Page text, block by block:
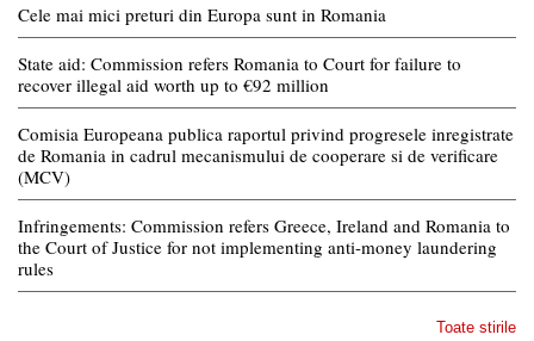
Cele mai mici preturi din Europa sunt in Romania
State aid: Commission refers Romania to Court for failure to
recover illegal aid worth up to €92 million
Comisia Europeana publica raportul privind progresele inregistrate
de Romania in cadrul mecanismului de cooperare si de verificare
(MCV)
Infringements: Commission refers Greece, Ireland and Romania to
the Court of Justice for not implementing anti-money laundering
rules
Toate stirile